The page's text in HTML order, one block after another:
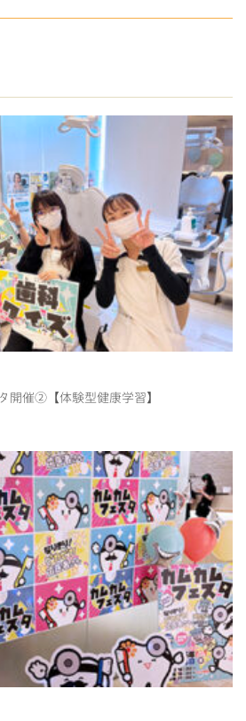
開催②【体験型健康学習】